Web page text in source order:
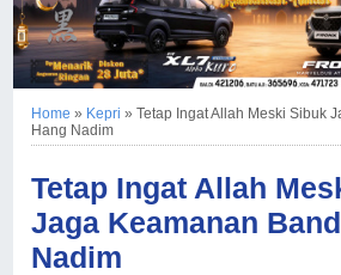
Home » Kepri »Tetap Ingat Allah Meski Sibuk
Hang Nadim
Tetap Ingat Allah
Jaga Keamanan
Nadim